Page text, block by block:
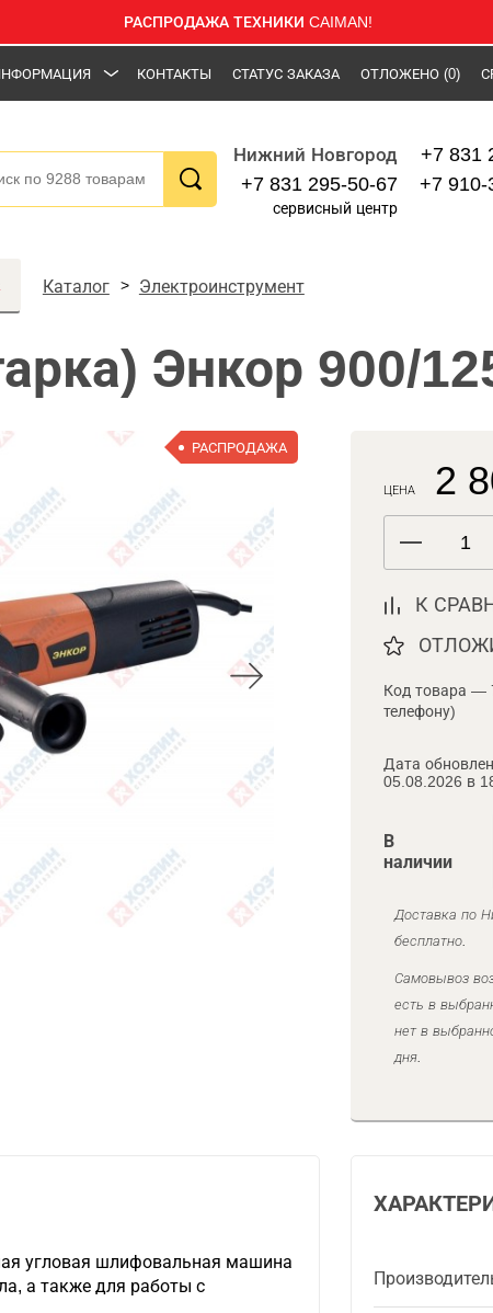
РАСПРОДАЖА ТЕХНИКИ CAIMAN!
КОНТАКТЫ СТАТУС ЗАКАЗА ОТЛОЖЕНО (0)
Нижний Новгород
+7 831 295-50-67
сервисный центр
+7 831
+7 910-
Каталог Электроинструмент
Энкор 900/
РАСПРОДАЖА
ЦЕНА 2
К
Код товара —
телефону)
Дата
05.08.2026 в
В
наличии
Доставка по
бесплатно.
Самовывоз
есть в
нет в
дня.
угловая шлифовальная машина
а также для работы с